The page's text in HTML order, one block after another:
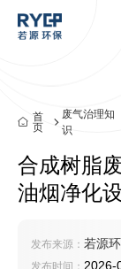
首
页
废气治理知
识
合成树脂
油烟净化
发布来源： 若源
发布时间： 2026-